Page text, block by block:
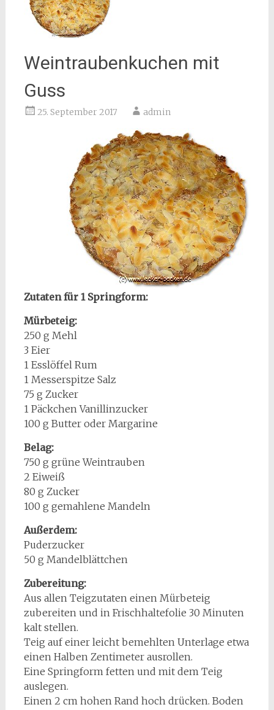
Weintraubenkuchen mit
Guss
25. September 2017 admin
Zutaten für 1 Springform:
Mürbeteig:
250 g Mehl
3 Eier
1 Esslöffel Rum
1 Messerspitze Salz
75 g Zucker
1 Päckchen Vanillinzucker
100 g Butter oder Margarine
Belag:
750 g grüne Weintrauben
2 Eiweiß
80 g Zucker
100 g gemahlene Mandeln
Außerdem:
Puderzucker
50 g Mandelblättchen
Zubereitung:
Aus allen Teigzutaten einen Mürbeteig
zubereiten und in Frischhaltefolie 30 Minuten
kalt stellen.
Teig auf einer leicht bemehlten Unterlage etwa
einen Halben Zentimeter ausrollen.
Eine Springform fetten und mit dem Teig
auslegen.
Einen 2 cm hohen Rand hoch drücken. Boden